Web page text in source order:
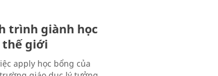
trình giành học
thế giới
apply học bổng của